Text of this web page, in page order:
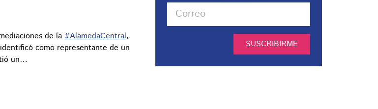
de la #AlamedaCentral,
como representante de un
un…
SUSCRIBIRME